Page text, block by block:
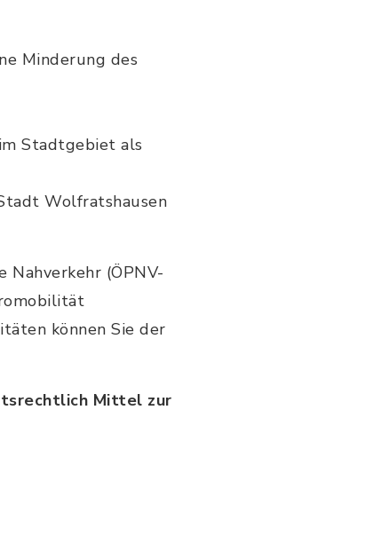
Minderung des
Stadtgebiet als
Wolfratshausen
(ÖPNV-
können Sie der
Mittel zur